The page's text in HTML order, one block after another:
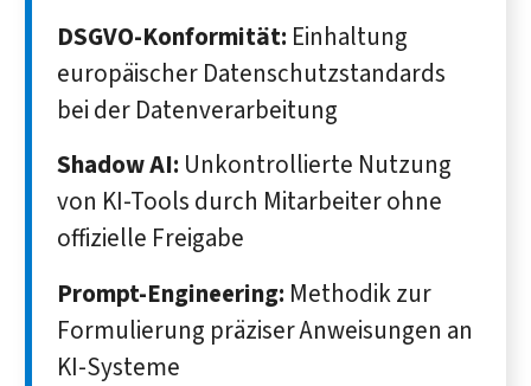
DSGVO-Konformität: Einhaltung
europäischer Datenschutzstandards
bei der Datenverarbeitung
Shadow AI: Unkontrollierte Nutzung
von KI-Tools durch Mitarbeiter ohne
offizielle Freigabe
Prompt-Engineering: Methodik zur
Formulierung präziser Anweisungen an
KI-Systeme